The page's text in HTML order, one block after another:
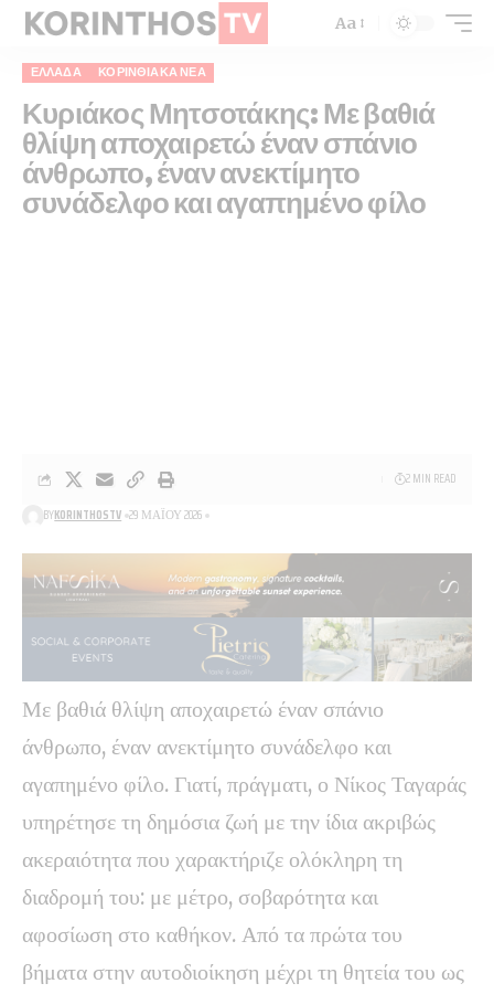
Aa
ΕΛΛΆΔΑ ΚΟΡΙΝΘΙΑΚΆ ΝΈΑ
Κυριάκος Μητσοτάκης: Με βαθιά
θλίψη αποχαιρετώ έναν σπάνιο
άνθρωπο, έναν ανεκτίμητο
συνάδελφο και αγαπημένο φίλο
BYKORINTHOSTV 29 ΜΑΪ́ΟΥ 2026
2 MIN READ
Με βαθιά θλίψη αποχαιρετώ έναν σπάνιο
άνθρωπο, έναν ανεκτίμητο συνάδελφο και
αγαπημένο φίλο. Γιατί, πράγματι, ο Νίκος Ταγαράς
υπηρέτησε τη δημόσια ζωή με την ίδια ακριβώς
ακεραιότητα που χαρακτήριζε ολόκληρη τη
διαδρομή του: με μέτρο, σοβαρότητα και
αφοσίωση στο καθήκον. Από τα πρώτα του
βήματα στην αυτοδιοίκηση μέχρι τη θητεία του ως